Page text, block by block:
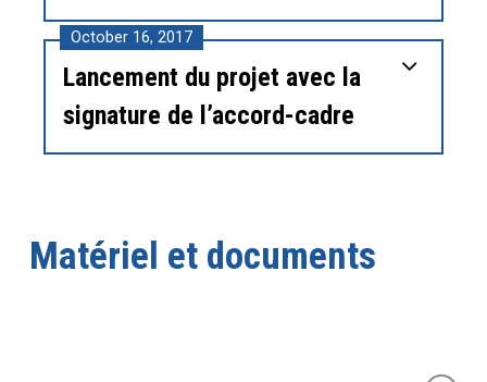
October 16, 2017
Lancement du projet avec la
signature de l’accord-cadre
Matériel et documents